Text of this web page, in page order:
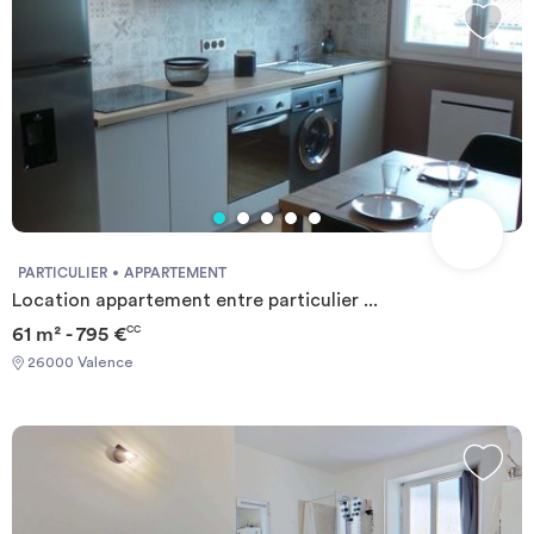
mètre carré de surface habitable concernant les honoraires de
réalisation de l’état des lieux : 3 € TTC Informations sur l’agence :
SARL MRZ - Carte professionnelle n° : CPI75012015000000390
garant : SO.CA.F - Adresse : 26 avenue de Suffren, 75015 PARIS
- Téléphone : 01 44 49 19 50 Contactez-nous dès maintenant
PARTICULIER APPARTEMENT
Location appartement entre particulier ...
61 m² - 795 €CC
26000 Valence